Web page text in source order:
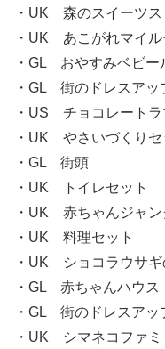
・UK 森のスイーツス
・UK あこがれマイル
・GL おやすみベビー
・GL 街のドレスアッ
・US チョコレートラ
・UK やさいづくりセ
・GL 街頭
・UK トイレセット
・UK 赤ちゃんジャン
・UK 料理セット
・UK ショコラウサギ
・GL 赤ちゃんハウス
・GL 街のドレスアッ
・UK シマネコファミ